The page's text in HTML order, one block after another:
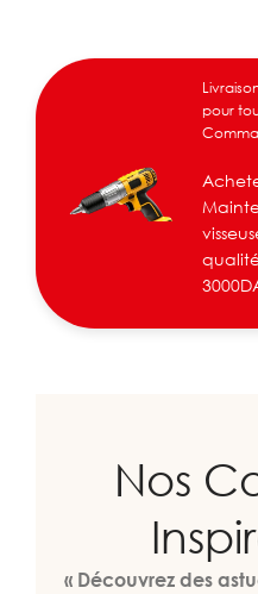
pour
Nos
« Découvrez des